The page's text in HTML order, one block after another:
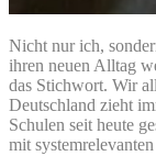
Nicht nur ich,
ihren neuen Alltag
das Stichwort. Wir
Deutschland zieht
Schulen seit heute
mit